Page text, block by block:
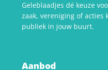
Geleblaadjes dé keuze
zaak, vereniging of acties
publiek in jouw buurt.
Aanbod